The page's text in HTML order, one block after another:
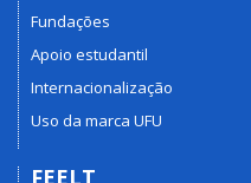
Fundações
Apoio estudantil
Internacionalização
Uso da marca UFU
FEELT